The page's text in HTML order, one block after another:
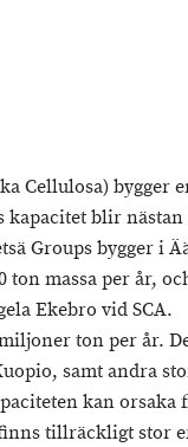
Cellulosa) bygger
kapacitet blir nästan
Groups bygger i
ton massa per år,
Ekebro vid SCA.
ton per år.
samt andra
kan orsaka
tillräckligt stor